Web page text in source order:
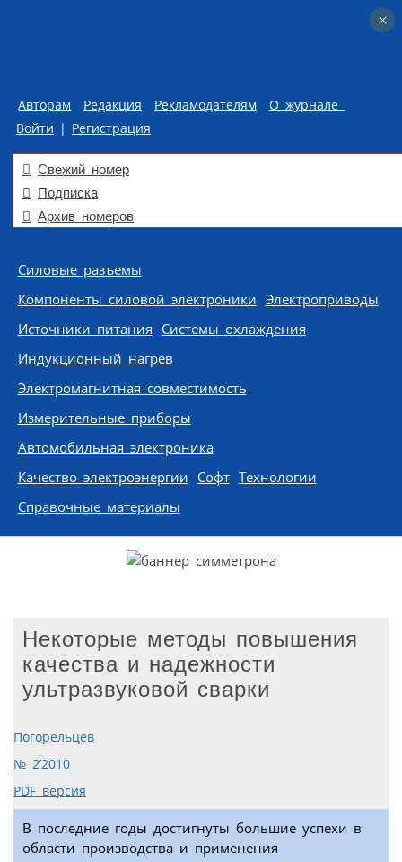
Авторам Редакция Рекламодателям
О журнале
Войти | Регистрация
Свежий номер
Подписка
Архив номеров
Skip to content
Силовые разъемы
Компоненты силовой электроники Электроприводы
Источники питания Системы охлаждения
Индукционный нагрев
Электромагнитная совместимость
Измерительные приборы
Автомобильная электроника
Качество электроэнергии Софт Технологии
Справочные материалы
Некоторые методы повышения
качества и надежности
ультразвуковой сварки
Погорельцев
№ 2’2010
PDF версия
В последние годы достигнуты большие успехи в
области производства и применения
×
×